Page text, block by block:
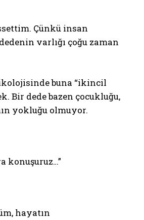
Çünkü insan
varlığı çoğu zaman
buna “ikincil
Bir dede bazen çocukluğu,
yokluğu olmuyor.
konuşuruz…”
hayatın